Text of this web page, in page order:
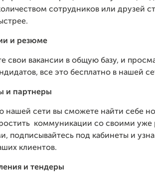
сотрудников или друзей
и резюме
свои вакансии в общую базу, и
все это бесплатно в нашей
и партнеры
сети вы сможете найти себе
коммуникации со своими
подписывайтесь под кабинеты и
клиентов.
и тендеры